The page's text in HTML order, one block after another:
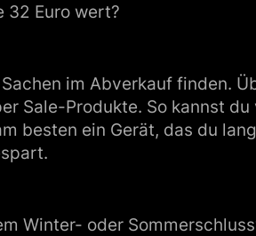
32 Euro wert?
im Abverkauf finden.
Sale-Produkte. So kannst
besten ein Gerät, das du
Winter- oder